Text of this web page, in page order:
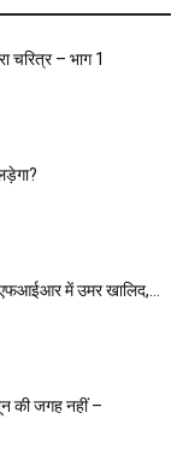
चरित्र – भाग 1
में उमर खालिद,...
की जगह नहीं –